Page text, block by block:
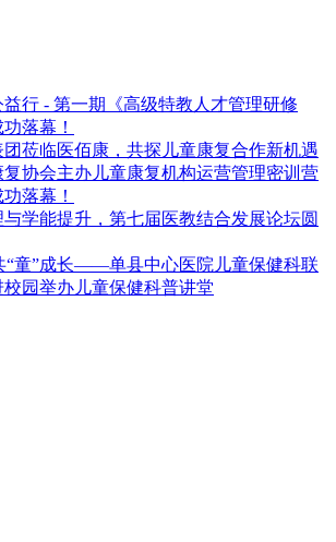
行 - 第一期《高级特教人才管理研修
落幕！
莅临医佰康，共探儿童康复合作新机遇
协会主办儿童康复机构运营管理密训营
落幕！
学能提升，第七届医教结合发展论坛圆
“童”成长——单县中心医院儿童保健科联
园举办儿童保健科普讲堂